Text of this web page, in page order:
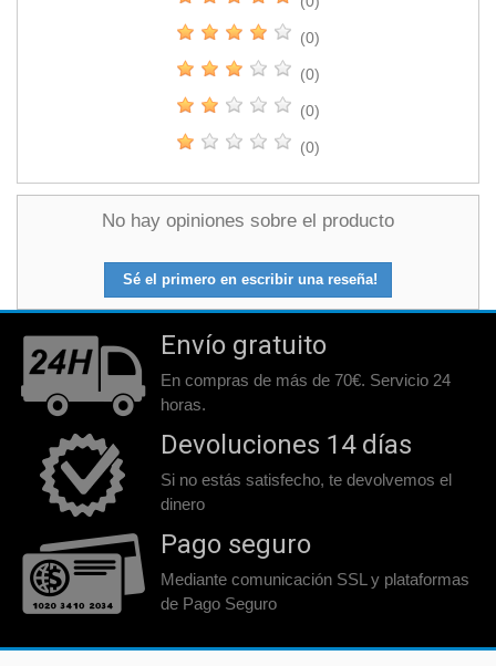
(0)
(0)
(0)
(0)
No hay opiniones sobre el producto
Sé el primero en escribir una reseña!
Envío gratuito
En compras de más de 70€. Servicio 24
horas.
Devoluciones 14 días
Si no estás satisfecho, te devolvemos el
dinero
Pago seguro
Mediante comunicación SSL y plataformas
de Pago Seguro